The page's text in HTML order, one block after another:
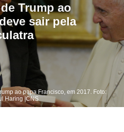
Trump ao
sair pela
ao papa Francisco, em 2017. Foto:
Haring |CNS